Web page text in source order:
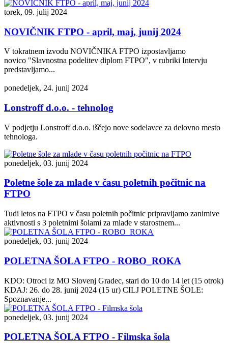
torek, 09. julij 2024
NOVIČNIK FTPO - april, maj, junij 2024
V tokratnem izvodu NOVIČNIKA FTPO izpostavljamo
novico "Slavnostna podelitev diplom FTPO", v rubriki Intervju
predstavljamo...
ponedeljek, 24. junij 2024
Lonstroff d.o.o. - tehnolog
V podjetju Lonstroff d.o.o. iščejo nove sodelavce za delovno mesto
tehnologa.
ponedeljek, 03. junij 2024
Poletne šole za mlade v času poletnih počitnic na
FTPO
Tudi letos na FTPO v času poletnih počitnic pripravljamo zanimive
aktivnosti s 3 poletnimi šolami za mlade v starostnem...
ponedeljek, 03. junij 2024
POLETNA ŠOLA FTPO - ROBO_ROKA
KDO: Otroci iz MO Slovenj Gradec, stari do 10 do 14 let (15 otrok)
KDAJ: 26. do 28. junij 2024 (15 ur) CILJ POLETNE ŠOLE:
Spoznavanje...
ponedeljek, 03. junij 2024
POLETNA ŠOLA FTPO - Filmska šola